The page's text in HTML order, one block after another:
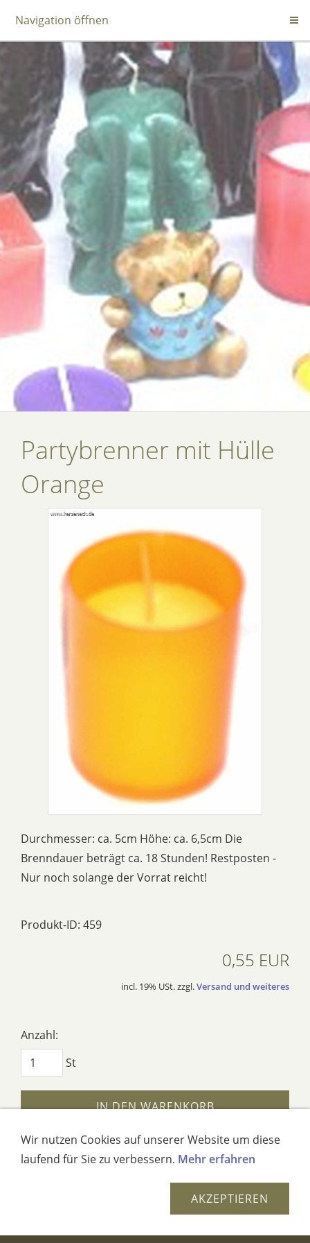
Navigation öffnen
Partybrenner mit Hülle
Orange
Durchmesser: ca. 5cm Höhe: ca. 6,5cm Die
Brenndauer beträgt ca. 18 Stunden! Restposten -
Nur noch solange der Vorrat reicht!
Produkt-ID: 459
0,55 EUR
incl. 19% USt. zzgl.Versand und weiteres
Anzahl:
St
IN DEN WARENKORB
AUF DEN MERKZETTEL
Dieses Produkt weiterempfehlen
Wir nutzen Cookies auf unserer Website um diese
laufend für Sie zu verbessern. Mehr erfahren
AKZEPTIEREN